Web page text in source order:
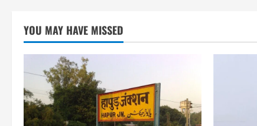
YOU MAY HAVE MISSED